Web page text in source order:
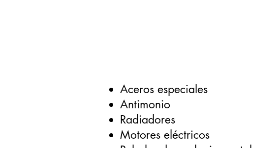
Aceros especiales
Antimonio
Radiadores
Motores eléctricos